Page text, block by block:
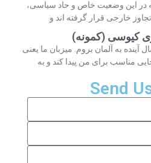
که در این وضعیت خاص و حاد سیاسی،
خارجی قرار گرفته اند و
کیوسی (کمونه)
آینده به آلمان بروم. میزبان ما یعنی
مناسب برای من پیدا کند و به
Send